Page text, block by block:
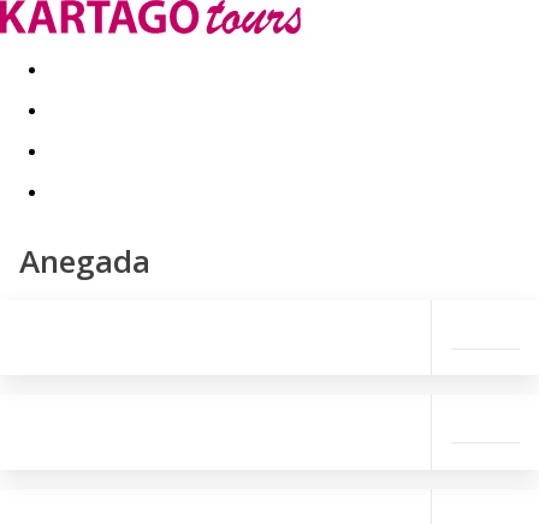
Last minute Dovolenkové kluby
Anegada